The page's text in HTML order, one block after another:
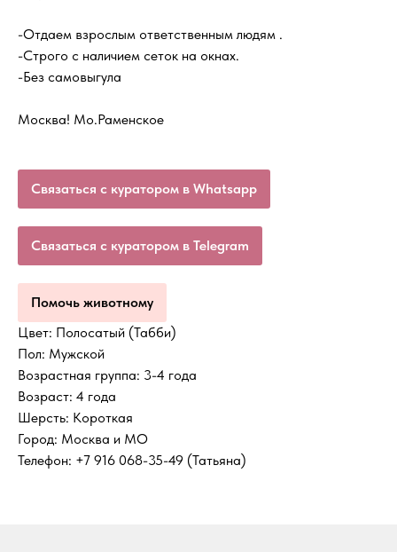
-Отдаем взрослым ответственным людям .
-Строго с наличием сеток на окнах.
-Без самовыгула
Москва! Мо.Раменское
Связаться с куратором в Whatsapp
Связаться с куратором в Telegram
Помочь животному
Цвет: Полосатый (Табби)
Пол: Мужской
Возрастная группа: 3-4 года
Возраст: 4 года
Шерсть: Короткая
Город: Москва и МО
Телефон: +7 916 068-35-49 (Татьяна)